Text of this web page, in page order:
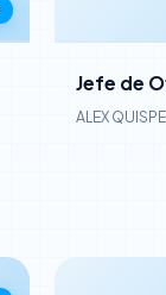
Jefe de
ALEX